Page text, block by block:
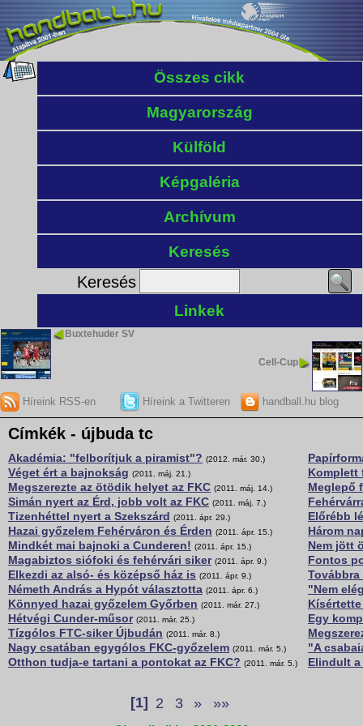
Összes cikk
Magyarország
Külföld
Képgaléria
Archívum
Keresés
Keresés
Linkek
Buxtehuder SV
Cell-Cup
Híreink RSS-en Híreink a Twitteren handball.hu blog
Címkék - újbuda tc
Akadémia: "felborítjuk a piramist"? (2012. már. 30.)
Véget ért a bajnokság (2011. máj. 21.)
Megszerezte az ötödik helyet az FKC (2011. máj. 14.)
Simán nyert az Érd, jobb volt az FKC (2011. máj. 7.)
Tizenhéttel nyert a Szekszárd (2011. ápr. 29.)
Hazai győzelem Fehérváron és Érden (2011. ápr. 15.)
Mindkét mai bajnoki a Cunderen! (2011. ápr. 15.)
Magabiztos siófoki és fehérvári siker (2011. ápr. 9.)
Elkezdi az alsó- és középső ház is (2011. ápr. 9.)
Németh András a Hypót választotta (2011. ápr. 6.)
Könnyed hazai győzelem Győrben (2011. már. 27.)
Hétvégi Cunder-műsor (2011. már. 25.)
Tízgólos FTC-siker Újbudán (2011. már. 8.)
Nagy csatában egygólos FKC-győzelem (2011. már. 5.)
Otthon tudja-e tartani a pontokat az FKC? (2011. már. 5.)
Komplett
Meglepő
Előrébb
Három
Nem jött
Fontos
Továbbra
"Nem
Egy
"A
Elindult
[1] 2 3 » »»